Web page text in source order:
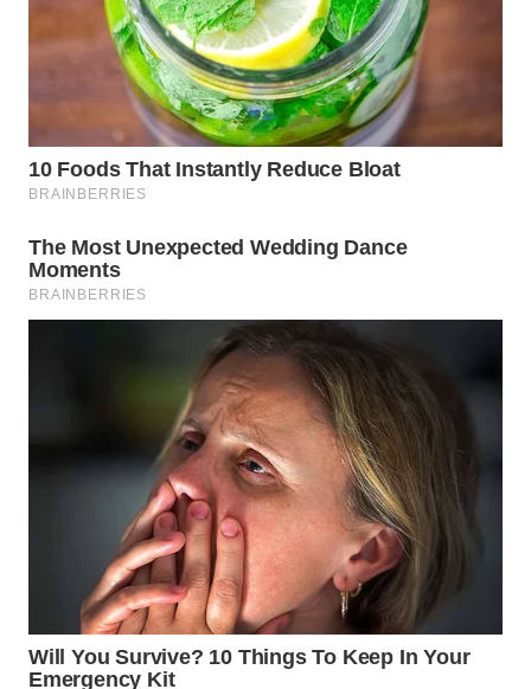
TAPANULI
SELATAN
WN
TANJUNG
LESUNG
KARO
WN
SIMALUNGUN
WN DELI
SERDANG
WN